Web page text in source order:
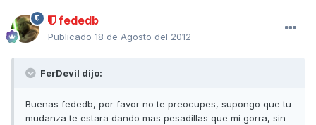
fededb
Publicado 18 de Agosto del 2012
FerDevil dijo:
Buenas fededb, por favor no te preocupes, supongo que tu
mudanza te estara dando mas pesadillas que mi gorra, sin